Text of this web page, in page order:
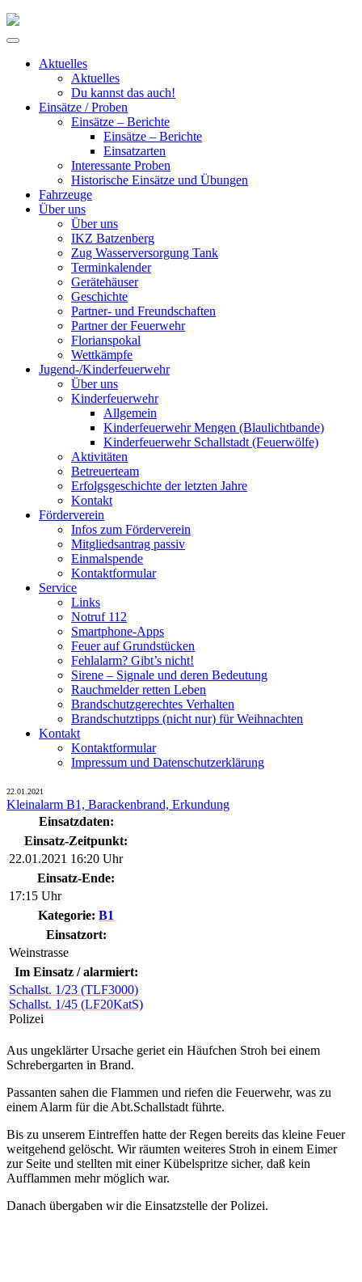
Skip
Primary
Aktuelles
Aktuelles
Du kannst das auch!
Einsätze / Proben
Einsätze – Berichte
Einsätze – Berichte
Einsatzarten
Interessante Proben
Historische Einsätze und Übungen
Fahrzeuge
Über uns
Über uns
IKZ Batzenberg
Zug Wasserversorgung Tank
Terminkalender
Gerätehäuser
Geschichte
Partner- und Freundschaften
Partner der Feuerwehr
Florianspokal
Wettkämpfe
Jugend-/Kinderfeuerwehr
Über uns
Kinderfeuerwehr
Allgemein
Kinderfeuerwehr Mengen (Blaulichtbande)
Kinderfeuerwehr Schallstadt (Feuerwölfe)
Aktivitäten
Betreuerteam
Erfolgsgeschichte der letzten Jahre
Kontakt
Förderverein
Infos zum Förderverein
Mitgliedsantrag passiv
Einmalspende
Kontaktformular
Service
Links
Notruf 112
Smartphone-Apps
Feuer auf Grundstücken
Fehlalarm? Gibt’s nicht!
Sirene – Signale und deren Bedeutung
Rauchmelder retten Leben
Brandschutzgerechtes Verhalten
Brandschutztipps (nicht nur) für Weihnachten
Kontakt
Kontaktformular
Impressum und Datenschutzerklärung
22.01.2021
Kleinalarm B1, Barackenbrand, Erkundung
Einsatzdaten:
Einsatz-Zeitpunkt:
22.01.2021 16:20 Uhr
Einsatz-Ende:
17:15 Uhr
Kategorie: B1
Einsatzort:
Weinstrasse
Im Einsatz / alarmiert:
Schallst. 1/23 (TLF3000)
Schallst. 1/45 (LF20KatS)
Polizei
Aus ungeklärter Ursache geriet ein Häufchen Stroh bei einem
Schrebergarten in Brand.
Passanten sahen die Flammen und riefen die Feuerwehr, was zu
einem Alarm für die Abt.Schallstadt führte.
Bis zu unserem Eintreffen hatte der Regen bereits das kleine Feuer
weitgehend gelöscht. Wir räumten weiteres Stroh in einem Eimer
zur Seite und stellten mit einer Kübelspritze sicher, daß kein
Aufflammen mehr möglich war.
Danach übergaben wir die Einsatzstelle der Polizei.